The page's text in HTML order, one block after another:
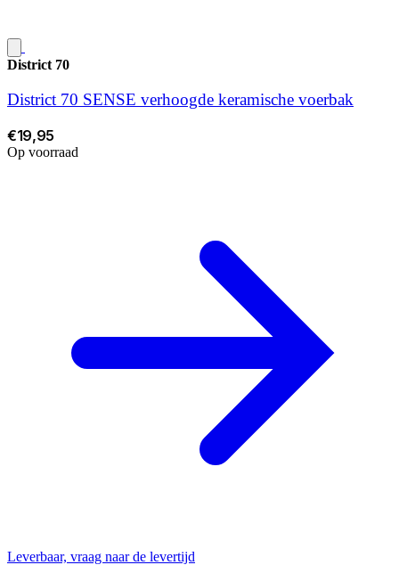
District 70
District 70 SENSE verhoogde keramische voerbak
€19,95
Op voorraad
Leverbaar, vraag naar de levertijd